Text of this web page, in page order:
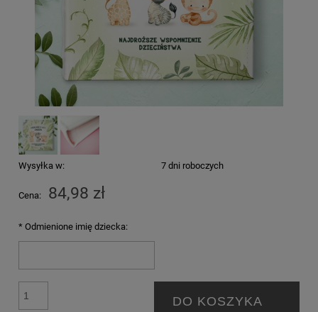
Wysyłka w: 7 dni roboczych
Cena: 84,98 zł
* Odmienione imię dziecka:
DO KOSZYKA